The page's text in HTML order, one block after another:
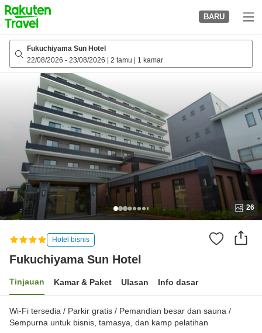
to
top
page
BARU
Fukuchiyama Sun Hotel
22/08/2026 - 23/08/2026 2 tamu 1 kamar
26
Hotel bisnis
Fukuchiyama Sun Hotel
Tinjauan Kamar & Paket Ulasan Info dasar
Wi-Fi tersedia / Parkir gratis / Pemandian besar dan sauna /
Sempurna untuk bisnis, tamasya, dan kamp pelatihan